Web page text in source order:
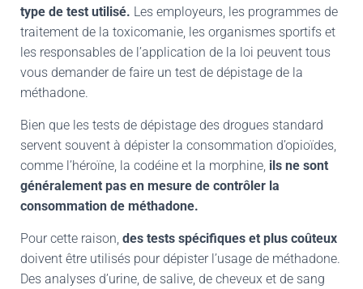
type de test utilisé. Les employeurs, les programmes de
traitement de la toxicomanie, les organismes sportifs et
les responsables de l’application de la loi peuvent tous
vous demander de faire un test de dépistage de la
méthadone.
Bien que les tests de dépistage des drogues standard
servent souvent à dépister la consommation d’opioïdes,
comme l’héroïne, la codéine et la morphine, ils ne sont
généralement pas en mesure de contrôler la
consommation de méthadone.
Pour cette raison, des tests spécifiques et plus coûteux
doivent être utilisés pour dépister l’usage de méthadone.
Des analyses d’urine, de salive, de cheveux et de sang